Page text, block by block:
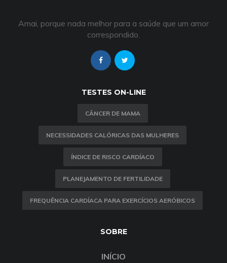
Amai, porque nada melhor para a saúde que um amor
correspondido.
TESTES ON-LINE
CÂNCER DE MAMA
NECESSIDADES CALÓRICAS DAS MULHERES
ÍNDICE DE RISCO CARDÍACO
PLANEJAMENTO DE FERTILIDADE
FREQUÊNCIA CARDÍACA PARA EXERCÍCIOS AERÓBICOS
SOBRE
INÍCIO